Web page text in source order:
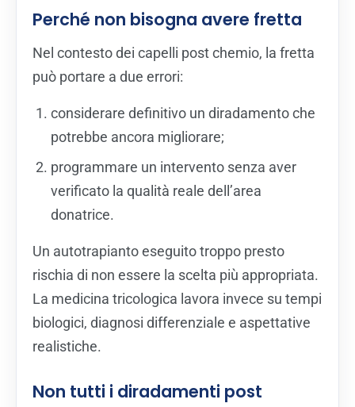
Perché non bisogna avere fretta
Nel contesto dei capelli post chemio, la fretta
può portare a due errori:
considerare definitivo un diradamento che
potrebbe ancora migliorare;
programmare un intervento senza aver
verificato la qualità reale dell’area
donatrice.
Un autotrapianto eseguito troppo presto
rischia di non essere la scelta più appropriata.
La medicina tricologica lavora invece su tempi
biologici, diagnosi differenziale e aspettative
realistiche.
Non tutti i diradamenti post